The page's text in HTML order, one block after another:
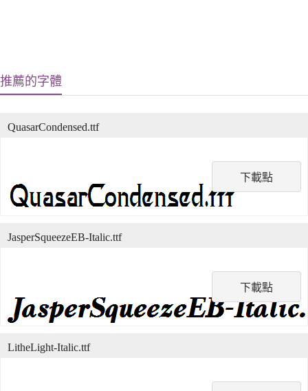
推薦的字體
下載點
QuasarCondensed.ttf
下載點
JasperSqueezeEB-Italic.ttf
LitheLight-Italic.ttf